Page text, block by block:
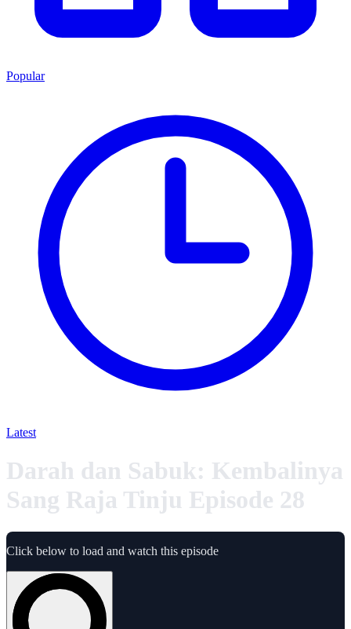
Popular
Latest
Darah dan Sabuk: Kembalinya
Sang Raja Tinju Episode 28
Click below to load and watch this episode